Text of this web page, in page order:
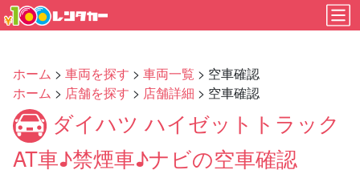
ホーム > 車両を探す > 車両一覧 > 空車確認
ホーム > 店舗を探す > 店舗詳細 > 空車確認
ダイハツ ハイゼットトラック
AT車♪禁煙車♪ナビの空車確認